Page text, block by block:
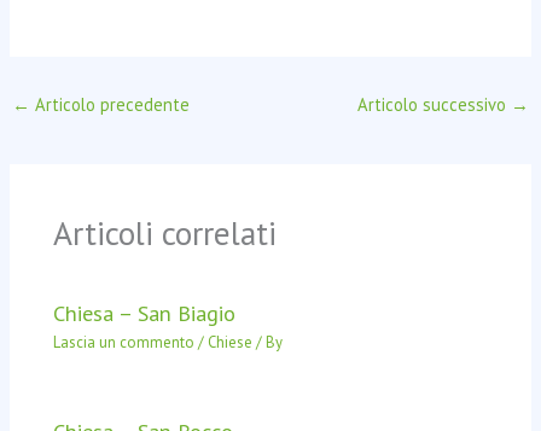
← Articolo precedente Articolo successivo →
Articoli correlati
Chiesa – San Biagio
Lascia un commento / Chiese / By